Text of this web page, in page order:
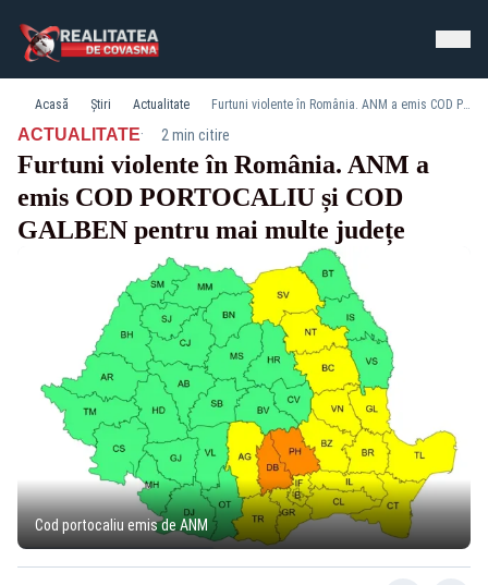
Acasă Știri Actualitate Furtuni violente în România. ANM a emis COD PORTOCALIU și COD GALBEN pentru mai multe județe
ACTUALITATE· 2 min citire
Furtuni violente în România. ANM a
emis COD PORTOCALIU și COD
GALBEN pentru mai multe județe
Cod portocaliu emis de ANM